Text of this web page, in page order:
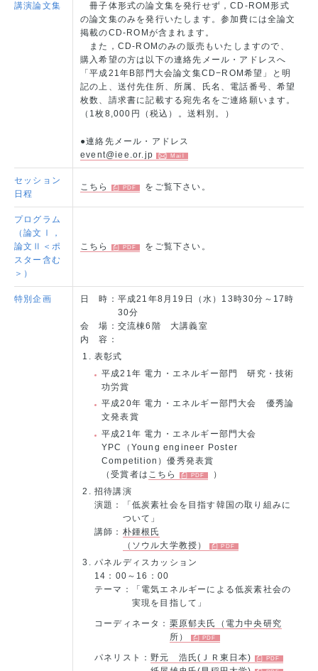
講演論文集
冊子体形式の論文集を発行せず，CD-ROM形式
の論文集のみを発行いたします。 参加費には全論文
掲載のCD-ROMが含まれます。
また，CD-ROMのみの販売もいたしますので、
購入希望の方は以下の連絡先メール・アドレスへ
「平成21年B部門大会論文集CD−ROM希望」と明
記の上、送付先住所、所属、氏名、電話番号、希望
枚数、請求書に記載する宛先名をご連絡願います。
（1枚8,000円（税込）。送料別。）
●連絡先メール・アドレス
event@iee.or.jp
セッション
日程
こちら をご覧下さい。
プログラム
（論文Ⅰ，
論文Ⅱ＜ポ
スター含む
＞）
こちら をご覧下さい。
特別企画 日 時： 平成21年8月19日（水）13時30分～17時
30分
会 場： 交流棟6階 大講義室
内 容：
表彰式
平成21年 電力・エネルギー部門 研究・技術
功労賞
平成20年 電力・エネルギー部門大会 優秀論
文発表賞
平成21年 電力・エネルギー部門大会
YPC（Young engineer Poster
Competition）優秀発表賞
（受賞者は こちら
）
招待講演
演題：
「低炭素社会を目指す韓国の取り組みに
ついて」
講師： 朴鍾根氏
（ソウル大学教授）
パネルディスカッション
14：00～16：00
テーマ：
「電気エネルギーによる低炭素社会の
実現を目指して」
コーディネータ： 栗原郁夫氏（電力中央研究
所）
パネリスト：野元 浩氏(ＪＲ東日本)